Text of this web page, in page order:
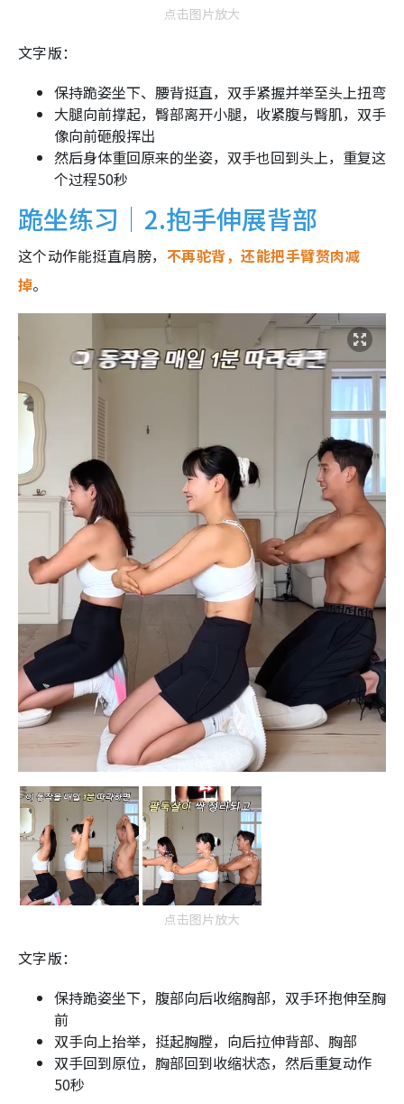
点击图片放大
文字版：
保持跪姿坐下、腰背挺直，双手紧握并举至头上扭弯
大腿向前撑起，臀部离开小腿，收紧腹与臀肌，双手
像向前砸般挥出
然后身体重回原来的坐姿，双手也回到头上，重复这
个过程50秒
跪坐练习｜2.抱手伸展背部
这个动作能挺直肩膀， 不再驼背，还能把手臂赘肉减
掉。
点击图片放大
文字版：
保持跪姿坐下，腹部向后收缩胸部，双手环抱伸至胸
前
双手向上抬举，挺起胸膛，向后拉伸背部、胸部
双手回到原位，胸部回到收缩状态，然后重复动作
50秒